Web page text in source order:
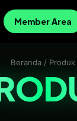
Member Area
Beranda/ Produk